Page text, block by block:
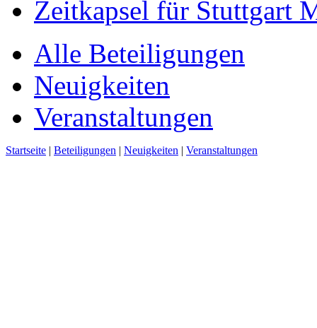
Zeitkapsel für Stuttgart
Alle Beteiligungen
Neuigkeiten
Veranstaltungen
Startseite | Beteiligungen | Neuigkeiten | Veranstaltungen